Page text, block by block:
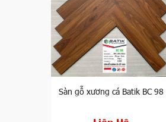
4
5
6
7
8
Sàn gỗ xương cá Batik BC 98